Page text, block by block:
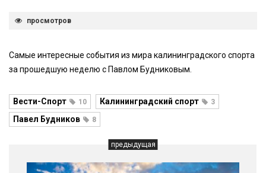
просмотров
Самые интересные события из мира калининградского спорта
за прошедшую неделю с Павлом Будниковым.
Вести-Спорт 10 Калининградский спорт 3
Павел Будников 8
предыдущая